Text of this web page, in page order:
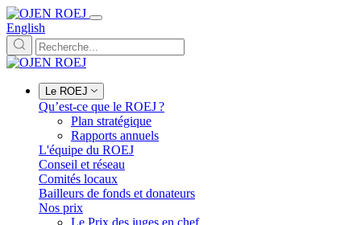
English
Le ROEJ
Qu’est-ce que le ROEJ ?
Plan stratégique
Rapports annuels
L'équipe du ROEJ
Conseil et réseau
Comités locaux
Bailleurs de fonds et donateurs
Nos prix
Le Prix des juges en chef